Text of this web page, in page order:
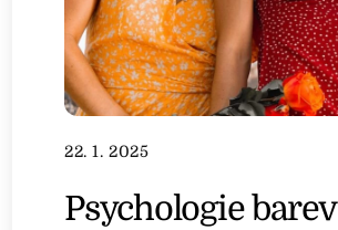
22. 1. 2025
Psychologie barev